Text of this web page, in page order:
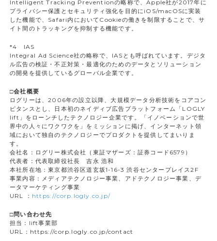
Intelligent Tracking Preventionの略称で、Apple社が2017年に
プライバシー保護とセキュリティ強化を目的にiOS/macOSに実装
した機能で、Safari内においてCookieの働きを制限することで、サ
イト間のトラッキングを抑制する機能です。
*4 IAS
Integral Ad Science社の略称で、IASとも呼ばれています。デジタ
ル広告の検証・不正対策・最適化のためのデータとソリューション
の開発を提供しているグローバル企業です。
□会社概要
ログリーは、2006年の設立以降、大規模データ分析技術をコアコン
ピタンスとし、日本初のネイディブ広告プラットフォーム「LOGLY
lift」をローンチしたテクノロジー企業です。「イノベーションで世
界中の人々にワクワクを」をミッションに掲げ、インターネット領
域において独自のテクノロジーでプロダクトを提供してまいりま
す。
会社名：ログリー株式会社（東証マザーズ：証券コード6579）
代表者：代表取締役社長 吉永 浩和
本社所在地：東京都渋谷区道玄坂1-16-3 渋谷センタープレイス2F
事業内容：メディアテクノロジー事業、アドテクノロジー事業、デ
ータマーケティング事業
URL ： https://corp.logly.co.jp/
□問い合わせ先
担当：lift事業部
URL：https://corp.logly.co.jp/contact